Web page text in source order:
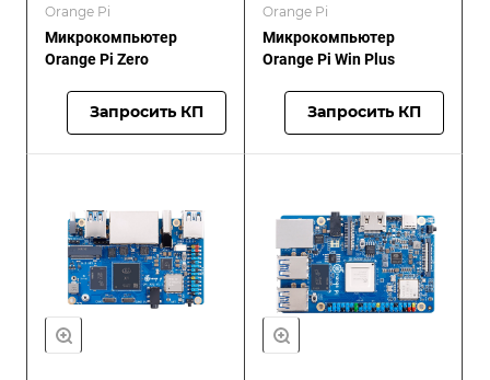
Orange Pi
Микрокомпьютер
Orange Pi Zero
Запросить КП
Orange Pi
Микрокомпьютер
Orange Pi Win Plus
Запросить КП